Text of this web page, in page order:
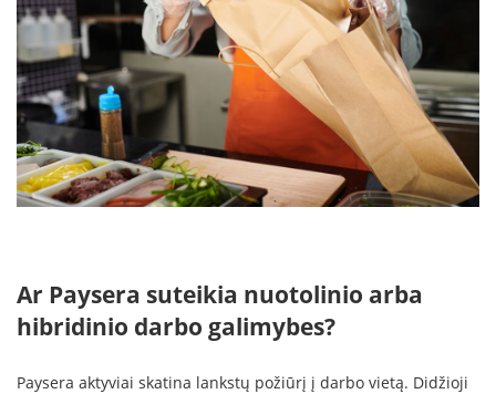
Ar Paysera suteikia nuotolinio arba
hibridinio darbo galimybes?
Paysera aktyviai skatina lankstų požiūrį į darbo vietą. Didžioji